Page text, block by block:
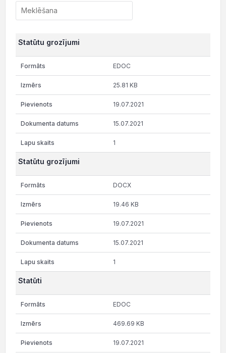
Statūtu grozījumi
EDOC
25.81 KB
19.07.2021
15.07.2021
1
Statūtu grozījumi
DOCX
19.46 KB
19.07.2021
15.07.2021
1
Statūti
EDOC
469.69 KB
19.07.2021